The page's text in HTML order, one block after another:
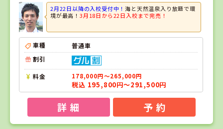
2月22日以降の入校受付中！海と天然温泉入り放題で環
境が最高！3月18日から22日入校まで完売！
車種
普通車
割引
料金 178,000円～265,000円
税込 195,800円～291,500円
詳 細 予 約